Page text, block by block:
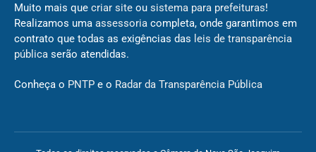
Muito mais que criar site ou sistema para prefeituras!
Realizamos uma assessoria completa, onde garantimos em
contrato que todas as exigências das leis de transparência
pública serão atendidas.
Conheça o PNTP e o Radar da Transparência Pública